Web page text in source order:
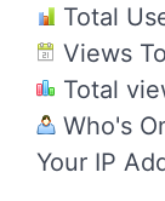
Total
Views
Total
Who's
Your IP